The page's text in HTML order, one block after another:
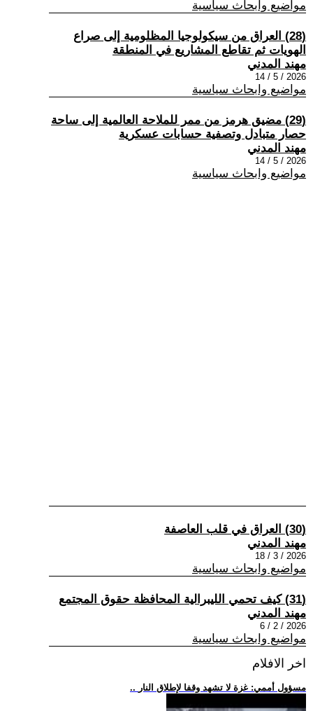
مواضيع وابحاث سياسية
(28) العراق من سيكولوجيا المظلومية إلى صراع
الهويات ثم تقاطع المشاريع في المنطقة
مهند المدني
2026 / 5 / 14
مواضيع وابحاث سياسية
(29) مضيق هرمز من ممر للملاحة العالمية إلى ساحة
حصار متبادل وتصفية حسابات عسكرية
مهند المدني
2026 / 5 / 14
مواضيع وابحاث سياسية
(30) العراق في قلب العاصفة
مهند المدني
2026 / 3 / 18
مواضيع وابحاث سياسية
(31) كيف تحمي الليبرالية المحافظة حقوق المجتمع
مهند المدني
2026 / 2 / 6
مواضيع وابحاث سياسية
اخر الافلام
.. مسؤول أممي: غزة لا تشهد وقفا لإطلاق النار